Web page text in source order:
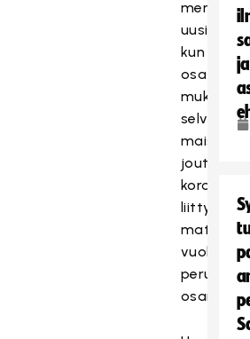
menivät
uusiksi,
kun
osa
mukaan
maista
joutui
koronaan
liittyvien
vuoksi